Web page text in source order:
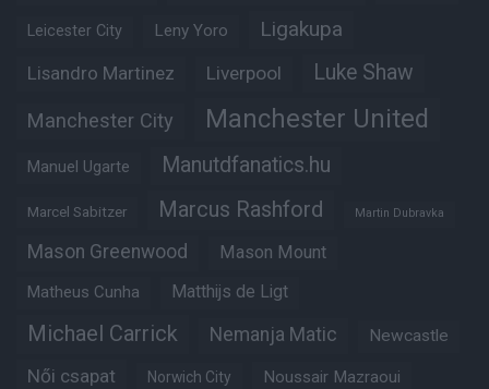
Leicester City Leny Yoro Ligakupa
Lisandro Martinez Liverpool Luke Shaw
Manchester City Manchester United
Manuel Ugarte Manutdfanatics.hu
Marcel Sabitzer Marcus Rashford Martin Dubravka
Mason Greenwood Mason Mount
Matheus Cunha Matthijs de Ligt
Michael Carrick Nemanja Matic Newcastle
Női csapat Norwich City Noussair Mazraoui